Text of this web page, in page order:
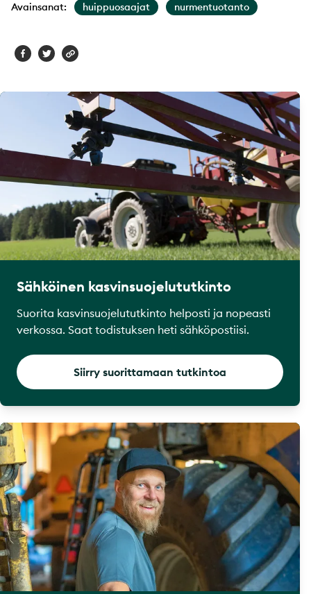
Avainsanat: huippuosaajat nurmentuotanto
Sähköinen kasvinsuojelututkinto
Suorita kasvinsuojelututkinto helposti ja nopeasti
verkossa. Saat todistuksen heti sähköpostiisi.
Siirry suorittamaan tutkintoa